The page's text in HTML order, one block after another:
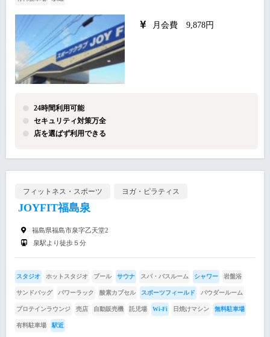
月会費 9,878円
24時間利用可能
セキュリティ対策万全
店を選ばず利用できる
フィットネス・スポーツ ヨガ・ピラティス
JOYFIT福島泉
福島県福島市泉字乙天堂2
泉駅より徒歩５分
スタジオ ホットスタジオ プール サウナ スパ・バスルーム シャワー 岩盤浴
サンドバッグ パワーラック 酸素カプセル スポーツフィールド パウダールーム
プロテインラウンジ 売店 自動販売機 託児場 Wi-Fi 日焼けマシン 無料駐車場
有料駐車場 駅近